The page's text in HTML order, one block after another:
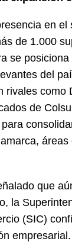
en el
de 1.000
se
del
rivales como
de
áreas
que
la
(SIC)